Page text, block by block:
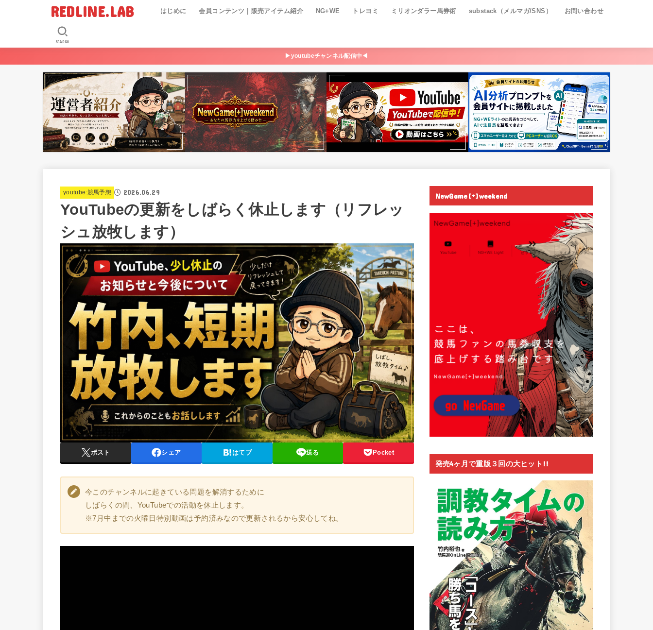
REDLINE.LAB はじめに 会員コンテンツ｜販売アイテム紹介 NG+WE トレヨミ ミリオンダラー馬券術 substack（メルマガ/SNS） お問い合わせ
SEARCH
▶youtubeチャンネル配信中◀
youtube:競馬予想 2026.06.29
YouTubeの更新をしばらく休止します（リフレッ
シュ放牧します）
ポスト シェア はてブ 送る Pocket
今このチャンネルに起きている問題を解消するために
しばらくの間、YouTubeでの活動を休止します。
※7月中までの火曜日特別動画は予約済みなので更新されるから安心してね。
NewGame[+]weekend
発売4ヶ月で重版３回の大ヒット!!